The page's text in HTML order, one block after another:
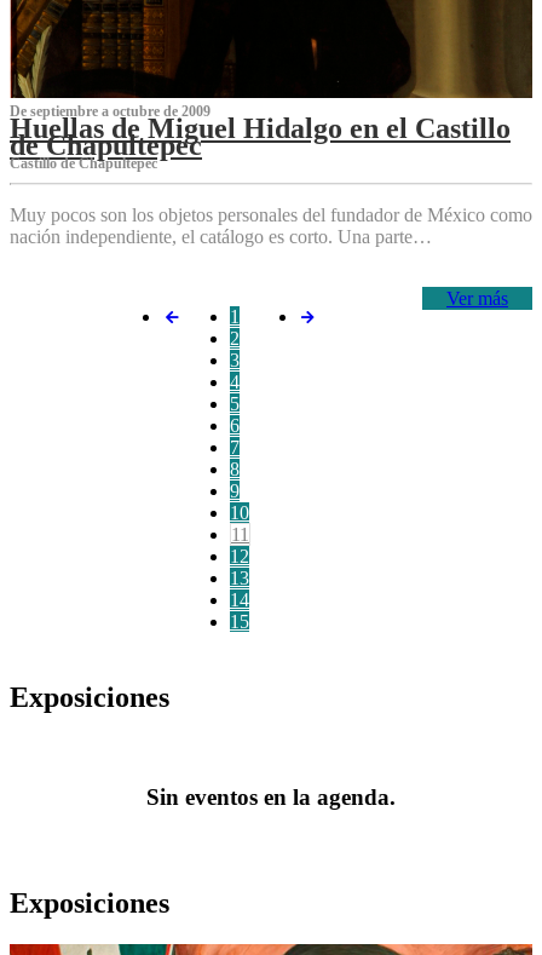
De septiembre a octubre de 2009
Huellas de Miguel Hidalgo en el Castillo
de Chapultepec
Castillo de Chapultepec
Muy pocos son los objetos personales del fundador de México como
nación independiente, el catálogo es corto. Una parte…
Ver más
1
2
3
4
5
6
7
8
9
10
11
12
13
14
15
Exposiciones
Sin eventos en la agenda.
Exposiciones